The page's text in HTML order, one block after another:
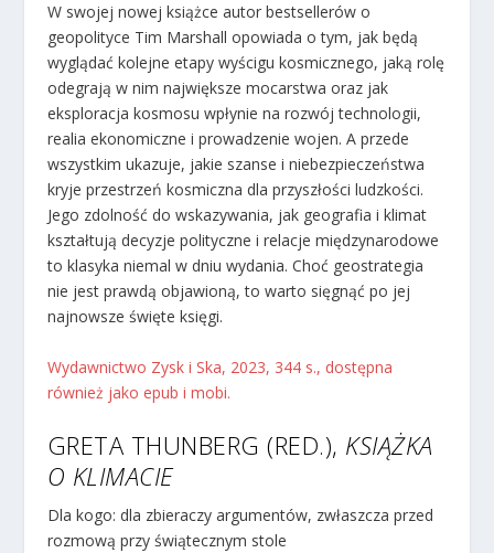
W swojej nowej książce autor bestsellerów o
geopolityce Tim Marshall opowiada o tym, jak będą
wyglądać kolejne etapy wyścigu kosmicznego, jaką rolę
odegrają w nim największe mocarstwa oraz jak
eksploracja kosmosu wpłynie na rozwój technologii,
realia ekonomiczne i prowadzenie wojen. A przede
wszystkim ukazuje, jakie szanse i niebezpieczeństwa
kryje przestrzeń kosmiczna dla przyszłości ludzkości.
Jego zdolność do wskazywania, jak geografia i klimat
kształtują decyzje polityczne i relacje międzynarodowe
to klasyka niemal w dniu wydania. Choć geostrategia
nie jest prawdą objawioną, to warto sięgnąć po jej
najnowsze święte księgi.
Wydawnictwo Zysk i Ska, 2023, 344 s., dostępna
również jako epub i mobi.
GRETA THUNBERG (RED.), KSIĄŻKA
O KLIMACIE
Dla kogo: dla zbieraczy argumentów, zwłaszcza przed
rozmową przy świątecznym stole